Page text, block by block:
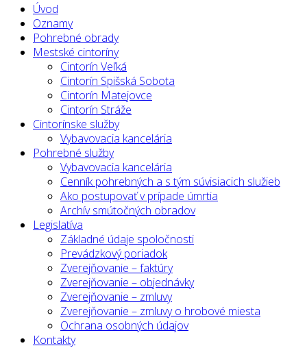
Úvod
Oznamy
Pohrebné obrady
Mestské cintoríny
Cintorín Veľká
Cintorín Spišská Sobota
Cintorín Matejovce
Cintorín Stráže
Cintorínske služby
Vybavovacia kancelária
Pohrebné služby
Vybavovacia kancelária
Cenník pohrebných a s tým súvisiacich služieb
Ako postupovať v prípade úmrtia
Archív smútočných obradov
Legislatíva
Základné údaje spoločnosti
Prevádzkový poriadok
Zverejňovanie – faktúry
Zverejňovanie – objednávky
Zverejňovanie – zmluvy
Zverejňovanie – zmluvy o hrobové miesta
Ochrana osobných údajov
Kontakty